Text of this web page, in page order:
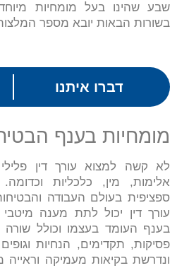
שבע שהינו בעל מומחיות
בשורות הבאות יובא מספר המלצות
דברו איתנו
מומחיות בענף
לא קשה למצוא עורך דין
אלימות, מין, כלכליות
ספציפית בעולם העבודה
עורך דין יכול לתת מענה
בענף העומד בעצמו וכולל
פסיקות, תקדימים, הנחיות
ונדרשת בקיאות מעמיקה